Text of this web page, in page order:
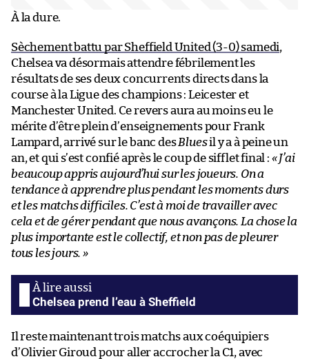
À la dure.
Sèchement battu par Sheffield United (3-0) samedi,
Chelsea va désormais attendre fébrilement les
résultats de ses deux concurrents directs dans la
course à la Ligue des champions : Leicester et
Manchester United. Ce revers aura au moins eu le
mérite d’être plein d’enseignements pour Frank
Lampard, arrivé sur le banc desBluesil y a à peine un
an, et qui s’est confié après le coup de sifflet final : « J’ai
beaucoup appris aujourd’hui sur les joueurs. On a
tendance à apprendre plus pendant les moments durs
et les matchs difficiles. C’est à moi de travailler avec
cela et de gérer pendant que nous avançons. La chose la
plus importante est le collectif, et non pas de pleurer
tous les jours. »
Chelsea prend l’eau à Sheffield
Il reste maintenant trois matchs aux coéquipiers
d’Olivier Giroud pour aller accrocher la C1, avec